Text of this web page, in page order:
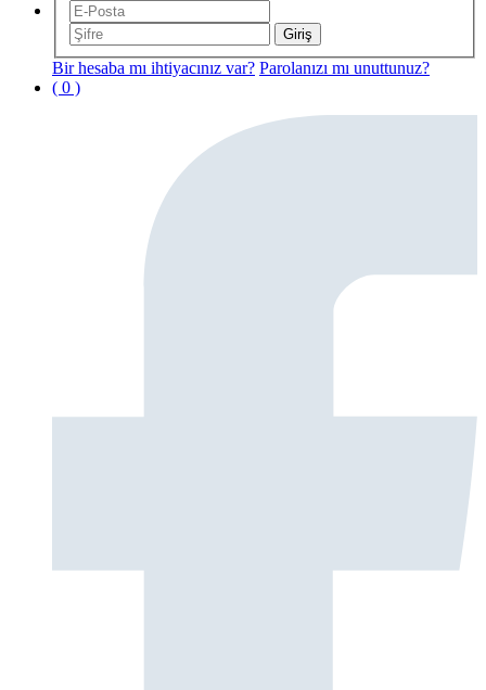
Bir hesaba mı ihtiyacınız var? Parolanızı mı unuttunuz?
( 0 )